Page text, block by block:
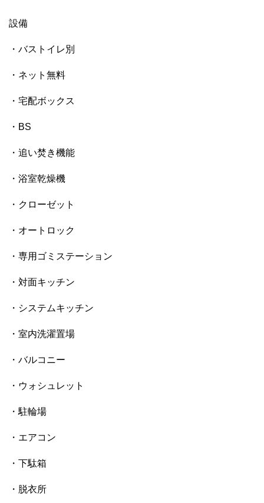
設備
・バストイレ別
・ネット無料
・宅配ボックス
・BS
・追い焚き機能
・浴室乾燥機
・クローゼット
・オートロック
・専用ゴミステーション
・対面キッチン
・システムキッチン
・室内洗濯置場
・バルコニー
・ウォシュレット
・駐輪場
・エアコン
・下駄箱
・脱衣所